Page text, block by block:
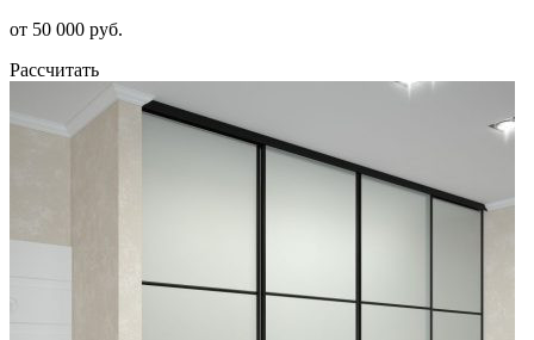
от 50 000 руб.
Рассчитать